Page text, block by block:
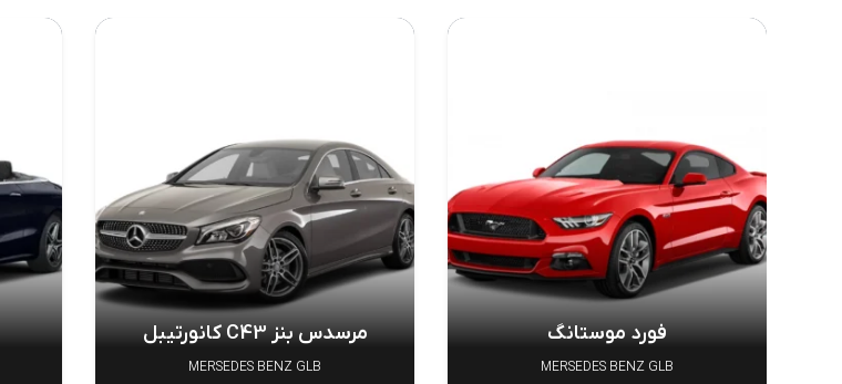
فورد موستانگ
MERSEDES BENZ GLB
مرسدس بنز C43 کانورتیبل
MERSEDES BENZ GLB